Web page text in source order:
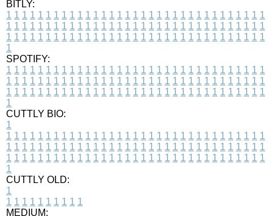
BITLY:
1 1 1 1 1 1 1 1 1 1 1 1 1 1 1 1 1 1 1 1 1 1 1 1 1 1 1 1 1 1 1 1 1
1 1 1 1 1 1 1 1 1 1 1 1 1 1 1 1 1 1 1 1 1 1 1 1 1 1 1 1 1 1 1 1 1
1 1 1 1 1 1 1 1 1 1 1 1 1 1 1 1 1 1 1 1 1 1 1 1 1 1 1 1 1 1 1 1 1
1
SPOTIFY:
1 1 1 1 1 1 1 1 1 1 1 1 1 1 1 1 1 1 1 1 1 1 1 1 1 1 1 1 1 1 1 1 1
1 1 1 1 1 1 1 1 1 1 1 1 1 1 1 1 1 1 1 1 1 1 1 1 1 1 1 1 1 1 1 1 1
1 1 1 1 1 1 1 1 1 1 1 1 1 1 1 1 1 1 1 1 1 1 1 1 1 1 1 1 1 1 1 1 1
1
CUTTLY BIO:
1
1 1 1 1 1 1 1 1 1 1 1 1 1 1 1 1 1 1 1 1 1 1 1 1 1 1 1 1 1 1 1 1 1
1 1 1 1 1 1 1 1 1 1 1 1 1 1 1 1 1 1 1 1 1 1 1 1 1 1 1 1 1 1 1 1 1
1 1 1 1 1 1 1 1 1 1 1 1 1 1 1 1 1 1 1 1 1 1 1 1 1 1 1 1 1 1 1 1 1
1
CUTTLY OLD:
1
1 1 1 1 1 1 1 1 1 1
MEDIUM: